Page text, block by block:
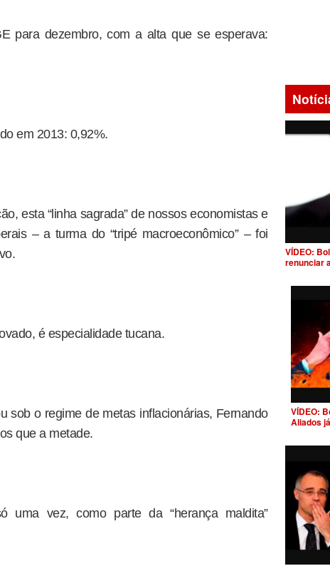
para dezembro, com a alta que se esperava:
em 2013: 0,92%.
esta “linha sagrada” de nossos economistas e
– a turma do “tripé macroeconômico” – foi
é especialidade tucana.
sob o regime de metas inflacionárias, Fernando
que a metade.
uma vez, como parte da “herança maldita”
VÍDEO:
renunciar
VÍDEO:
Aliados